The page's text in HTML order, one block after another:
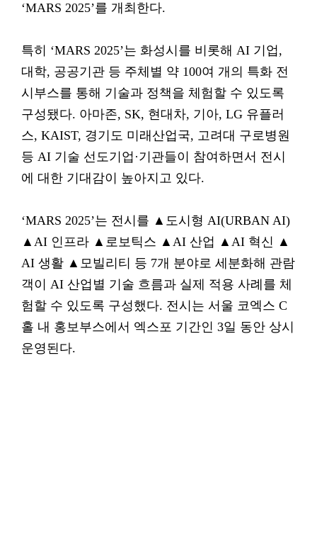
‘MARS 2025’를 개최한다.
특히 ‘MARS 2025’는 화성시를 비롯해 AI 기업,
대학, 공공기관 등 주체별 약 100여 개의 특화 전
시부스를 통해 기술과 정책을 체험할 수 있도록
구성됐다. 아마존, SK, 현대차, 기아, LG 유플러
스, KAIST, 경기도 미래산업국, 고려대 구로병원
등 AI 기술 선도기업·기관들이 참여하면서 전시
에 대한 기대감이 높아지고 있다.
‘MARS 2025’는 전시를 ▲도시형 AI(URBAN AI)
▲AI 인프라 ▲로보틱스 ▲AI 산업 ▲AI 혁신 ▲
AI 생활 ▲모빌리티 등 7개 분야로 세분화해 관람
객이 AI 산업별 기술 흐름과 실제 적용 사례를 체
험할 수 있도록 구성했다. 전시는 서울 코엑스 C
홀 내 홍보부스에서 엑스포 기간인 3일 동안 상시
운영된다.